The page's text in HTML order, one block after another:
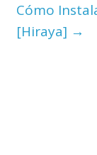
Cómo
[Hiraya] →